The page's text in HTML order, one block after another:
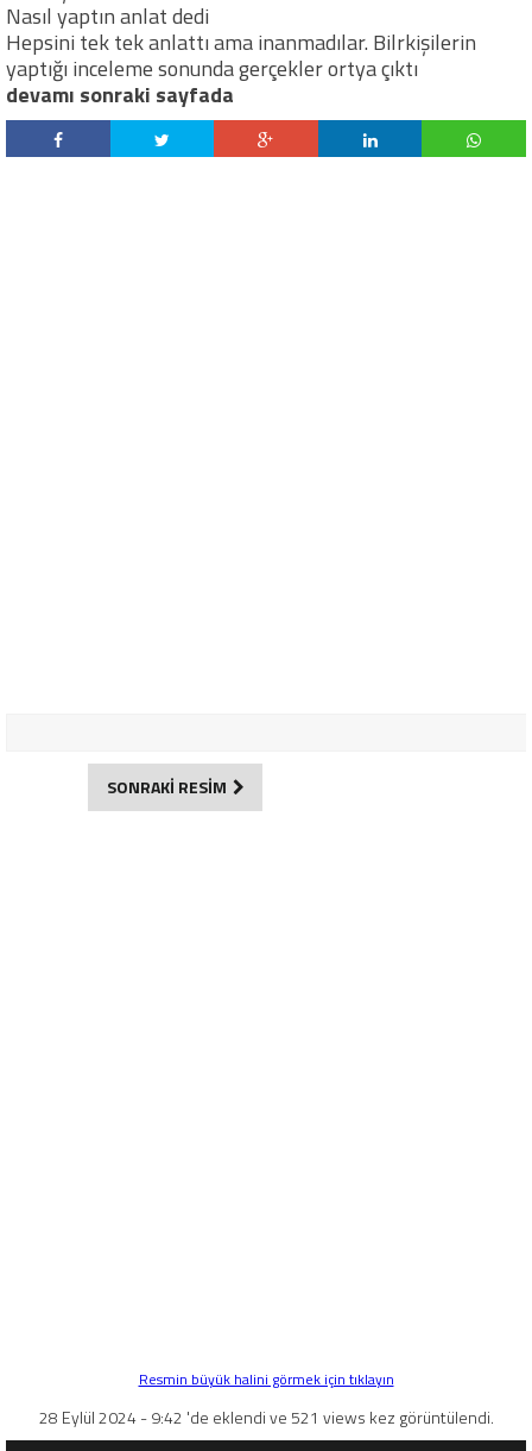
Nasıl yaptın anlat dedi
Hepsini tek tek anlattı ama inanmadılar. Bilrkişilerin
yaptığı inceleme sonunda gerçekler ortya çıktı
devamı sonraki sayfada
SONRAKİ RESİM
Resmin büyük halini görmek için tıklayın
28 Eylül 2024 - 9:42 'de eklendi ve 521 views kez görüntülendi.